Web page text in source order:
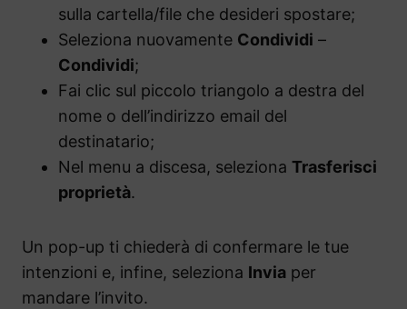
sulla cartella/file che desideri spostare;
Seleziona nuovamente Condividi –
Condividi;
Fai clic sul piccolo triangolo a destra del
nome o dell’indirizzo email del
destinatario;
Nel menu a discesa, seleziona Trasferisci
proprietà.
Un pop-up ti chiederà di confermare le tue
intenzioni e, infine, seleziona Invia per
mandare l’invito.